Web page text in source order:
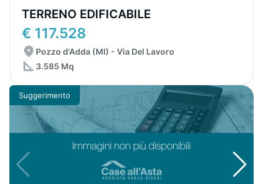
TERRENO EDIFICABILE
€ 117.528
Pozzo d'Adda (MI) - Via Del Lavoro
3.585 Mq
Suggerimento